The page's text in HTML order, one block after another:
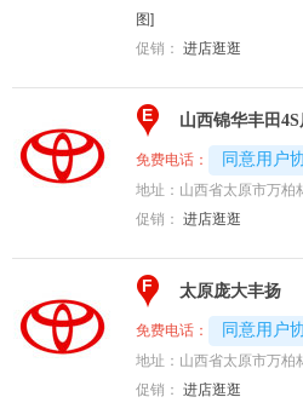
图]
促销： 进店逛逛
E 山西锦华丰田4S
免费电话： 同意用户
地址： 山西省太原市万柏
促销： 进店逛逛
F 太原庞大丰扬
免费电话： 同意用户
地址： 山西省太原市万柏
促销： 进店逛逛